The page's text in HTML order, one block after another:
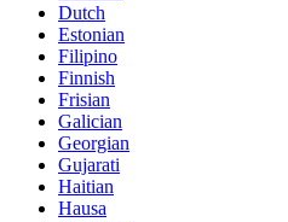
Dutch
Estonian
Filipino
Finnish
Frisian
Galician
Georgian
Gujarati
Haitian
Hausa